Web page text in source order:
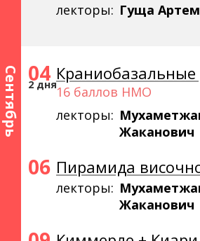
лекторы: Гуща
Сентябрь 04
2 дня
Краниобазальные
16 баллов НМО
лекторы:
Жаканович
06 Пирамида
лекторы:
Жаканович